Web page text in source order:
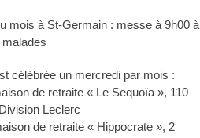
mois à St-Germain : messe à 9h00 à
malades
célébrée un mercredi par mois :
de retraite « Le Sequoïa », 110
Leclerc
de retraite « Hippocrate », 2